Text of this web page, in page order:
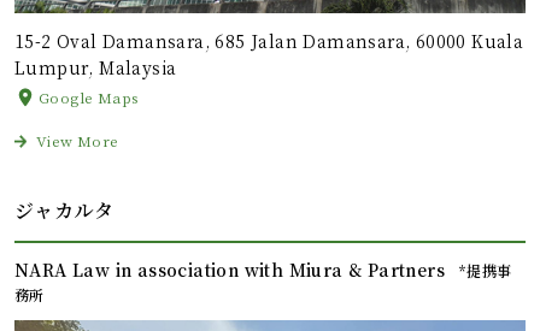
15-2 Oval Damansara, 685 Jalan Damansara, 60000 Kuala
Lumpur, Malaysia
Google Maps
View More
ジャカルタ
NARA Law in association with Miura & Partners
*提携事
務所